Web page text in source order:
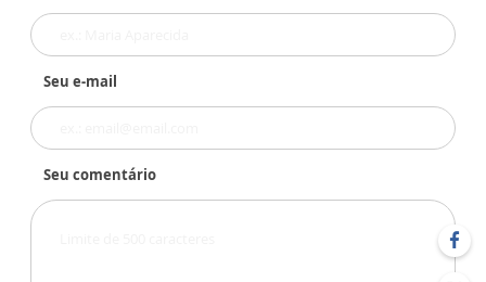
Seu e-mail
Seu comentário